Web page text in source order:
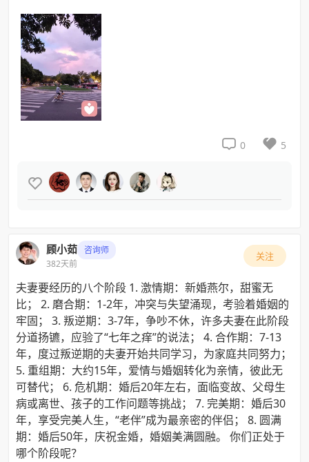
 0  5

顾小茹
咨询师
382天前
关注
夫妻要经历的八个阶段 1. 激情期：新婚燕尔，甜蜜无
比； 2. 磨合期：1-2年，冲突与失望涌现，考验着婚姻的
牢固； 3. 叛逆期：3-7年，争吵不休，许多夫妻在此阶段
分道扬镳，应验了“七年之痒”的说法； 4. 合作期：7-13
年，度过叛逆期的夫妻开始共同学习，为家庭共同努力；
5. 重组期：大约15年，爱情与婚姻转化为亲情，彼此无
可替代； 6. 危机期：婚后20年左右，面临变故、父母生
病或离世、孩子的工作问题等挑战； 7. 完美期：婚后30
年，享受完美人生，“老伴”成为最亲密的伴侣； 8. 圆满
期：婚后50年，庆祝金婚，婚姻美满圆融。 你们正处于
哪个阶段呢？